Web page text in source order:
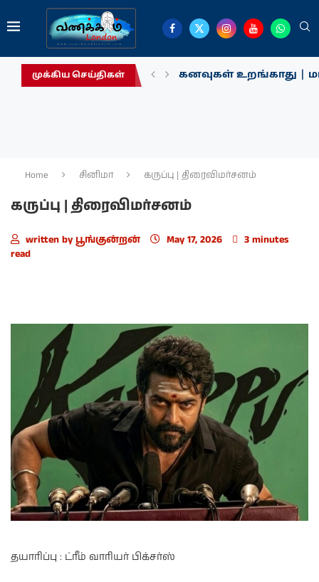
முக்கிய செய்திகள் கனவுகள் உறங்காது |
Home சினிமா கருப்பு | திரைவிமர்சனம்
கருப்பு | திரைவிமர்சனம்
written by பூங்குன்றன் May 17, 2026
3 minutes
read
தயாரிப்பு : ட்ரீம் வாரியர் பிக்சர்ஸ்